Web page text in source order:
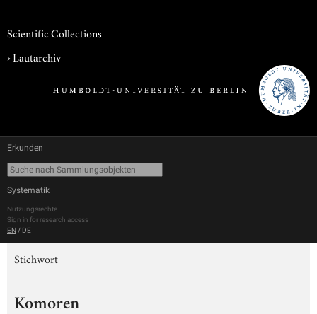
Scientific Collections
›Lautarchiv
Erkunden
Systematik
Nutzungsrechte
Sign in for research access
EN / DE
Stichwort
Komoren